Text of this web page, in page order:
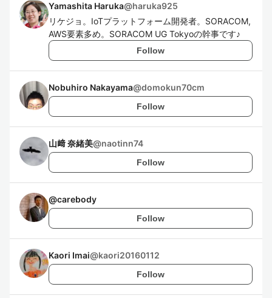
Yamashita Haruka@haruka925
リケジョ。IoTプラットフォーム開発者。SORACOM,
AWS要素多め。SORACOM UG Tokyoの幹事です♪
Follow
Nobuhiro Nakayama@domokun70cm
Follow
山﨑 奈緒美@naotinn74
Follow
@carebody
Follow
Kaori Imai@kaori20160112
Follow